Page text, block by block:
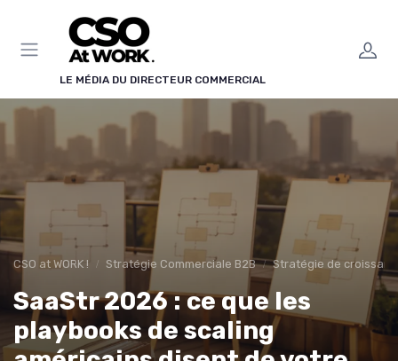
LE MÉDIA DU DIRECTEUR COMMERCIAL
CSO at WORK ! Stratégie Commerciale B2B Stratégie de
SaaStr 2026 : ce que les
playbooks de scaling